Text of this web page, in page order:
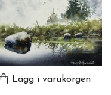
Lägg i varukorgen